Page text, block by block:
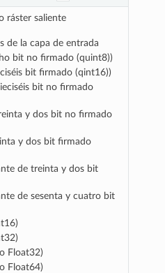
ráster saliente
la capa de entrada
bit no firmado (quint8))
bit firmado (qint16))
bit no firmado
y dos bit no firmado
y dos bit firmado
de treinta y dos bit
de sesenta y cuatro bit
Float32)
Float64)